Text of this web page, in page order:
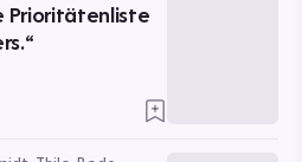
Prioritätenliste